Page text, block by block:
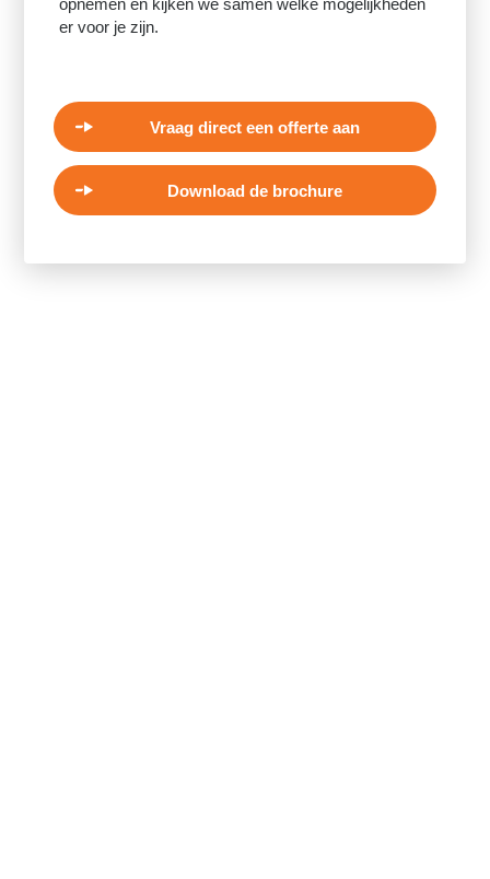
opnemen en kijken we samen welke mogelijkheden
er voor je zijn.
Vraag direct een offerte aan
Download de brochure